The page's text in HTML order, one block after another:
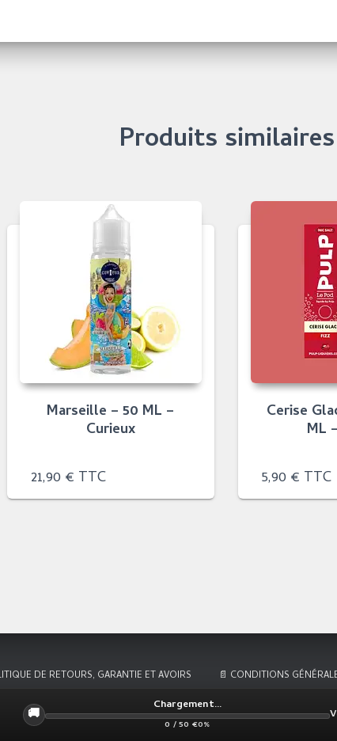
🚚 Chargement…
0 / 50 €0%
Produits similaires
Marseille – 50 ML –
Curieux
21,90 € TTC
Cerise
ML
5,90 € TTC
DE RETOURS, GARANTIE ET AVOIRS 📄 CONDITIONS